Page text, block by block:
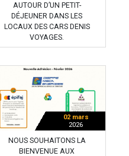
AUTOUR D’UN PETIT-
DÉJEUNER DANS LES
LOCAUX DES CARS DENIS
VOYAGES.
02 mars
2026
NOUS SOUHAITONS LA
BIENVENUE AUX